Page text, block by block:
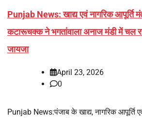
Punjab News: खाद्य एवं नागरिक आपूर्ति
कटारूचक्क ने भगतांवाला अनाज मंडी में चल
जायजा
April 23, 2026
0
Punjab News:पंजाब के खाद्य, नागरिक आपूर्ति